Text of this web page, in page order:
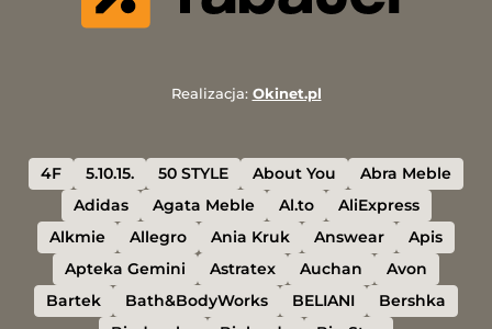
Realizacja: Okinet.pl
4F 5.10.15. 50 STYLE About You
Abra Meble
Adidas
Agata Meble Al.to
AliExpress
Alkmie
Allegro Ania Kruk Answear
Apis
Apteka Gemini
Astratex Auchan
Avon
Bartek
Bath&BodyWorks BELIANI
Bershka